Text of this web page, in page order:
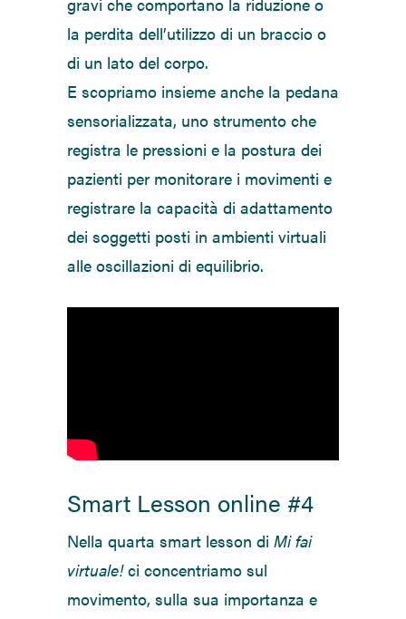
la perdita dell’utilizzo di un braccio o
di un lato del corpo.
E scopriamo insieme anche la pedana
sensorializzata, uno strumento che
registra le pressioni e la postura dei
pazienti per monitorare i movimenti e
registrare la capacità di adattamento
dei soggetti posti in ambienti virtuali
alle oscillazioni di equilibrio.
Smart Lesson online #4
Nella quarta smart lesson di Mi fai
virtuale!ci concentriamo sul
movimento, sulla sua importanza e